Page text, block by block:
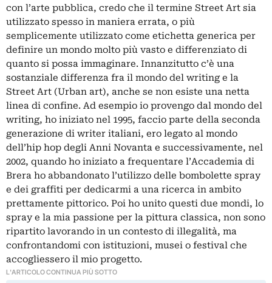
con l’arte pubblica, credo che il termine Street Art sia
utilizzato spesso in maniera errata, o più
semplicemente utilizzato come etichetta generica per
definire un mondo molto più vasto e differenziato di
quanto si possa immaginare. Innanzitutto c’è una
sostanziale differenza fra il mondo del writing e la
Street Art (Urban art), anche se non esiste una netta
linea di confine. Ad esempio io provengo dal mondo del
writing, ho iniziato nel 1995, faccio parte della seconda
generazione di writer italiani, ero legato al mondo
dell’hip hop degli Anni Novanta e successivamente, nel
2002, quando ho iniziato a frequentare l’Accademia di
Brera ho abbandonato l’utilizzo delle bombolette spray
e dei graffiti per dedicarmi a una ricerca in ambito
prettamente pittorico. Poi ho unito questi due mondi, lo
spray e la mia passione per la pittura classica, non sono
ripartito lavorando in un contesto di illegalità, ma
confrontandomi con istituzioni, musei o festival che
accogliessero il mio progetto.
L'ARTICOLO CONTINUA PIÙ SOTTO